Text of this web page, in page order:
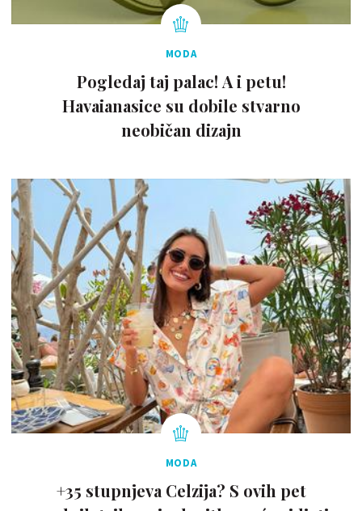
MODA
Pogledaj taj palac! A i petu!
Havaianasice su dobile stvarno
neobičan dizajn
MODA
+35 stupnjeva Celzija? S ovih pet